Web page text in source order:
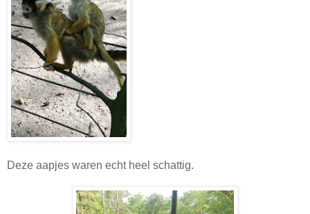
Deze aapjes waren echt heel schattig.